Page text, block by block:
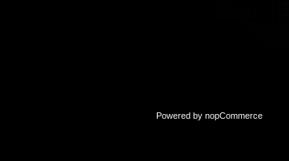
Powered by nopCommerce